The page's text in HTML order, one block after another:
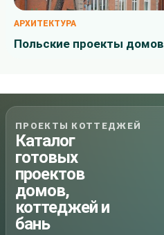
АРХИТЕКТУРА
Польские проекты домов
ПРОЕКТЫ КОТТЕДЖЕЙ
Каталог
готовых
проектов
домов,
коттеджей и
бань